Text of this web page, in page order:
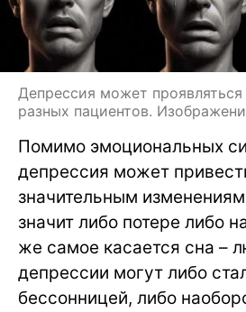
Депрессия может
разных пациентов.
Помимо эмоциональных
депрессия может
значительным
значит либо потере либо
же самое касается сна –
депрессии могут либо
бессонницей, либо